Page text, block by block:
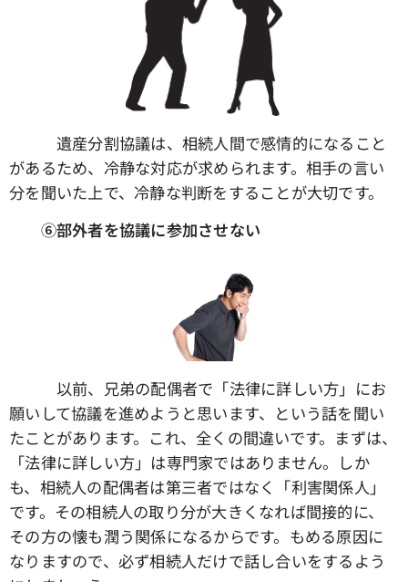
遺産分割協議は、相続人間で感情的になること
があるため、冷静な対応が求められます。相手の言い
分を聞いた上で、冷静な判断をすることが大切です。
⑥部外者を協議に参加させない
以前、兄弟の配偶者で「法律に詳しい方」にお
願いして協議を進めようと思います、という話を聞い
たことがあります。これ、全くの間違いです。まずは、
「法律に詳しい方」は専門家ではありません。しか
も、相続人の配偶者は第三者ではなく「利害関係人」
です。その相続人の取り分が大きくなれば間接的に、
その方の懐も潤う関係になるからです。もめる原因に
なりますので、必ず相続人だけで話し合いをするよう